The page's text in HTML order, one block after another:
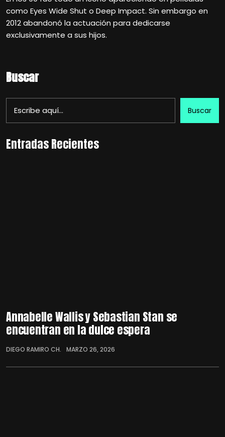
como Eyes Wide Shut o Deep Impact. Sin embargo en
2012 abandonó la actuación para dedicarse
exclusivamente a sus hijos.
Buscar
Buscar
Entradas Recientes
Annabelle Wallis y Sebastian Stan se
encuentran en la dulce espera
DIEGO RAMIRO CH. MARZO 26, 2026